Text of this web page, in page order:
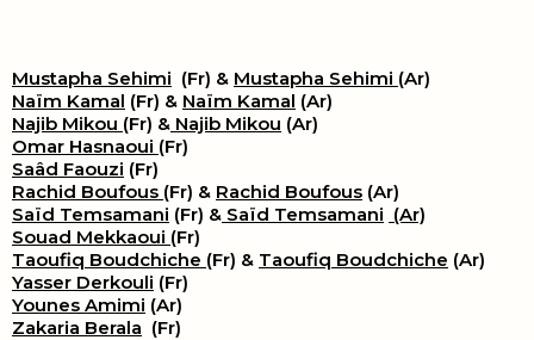
Mustapha Sehimi (Fr) & Mustapha Sehimi (Ar)
Naïm Kamal (Fr) & Naïm Kamal (Ar)
Najib Mikou (Fr) & Najib Mikou (Ar)
Omar Hasnaoui (Fr)
Saâd Faouzi (Fr)
Rachid Boufous (Fr) & Rachid Boufous (Ar)
Saïd Temsamani (Fr) & Saïd Temsamani (Ar)
Souad Mekkaoui (Fr)
Taoufiq Boudchiche (Fr) & Taoufiq Boudchiche (Ar)
Yasser Derkouli (Fr)
Younes Amimi (Ar)
Zakaria Berala (Fr)